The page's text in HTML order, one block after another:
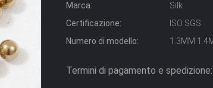
Marca:
Silk
Certificazione:
ISO SGS
Numero di modello:
1.3MM
Termini di pagamento e spedizione: